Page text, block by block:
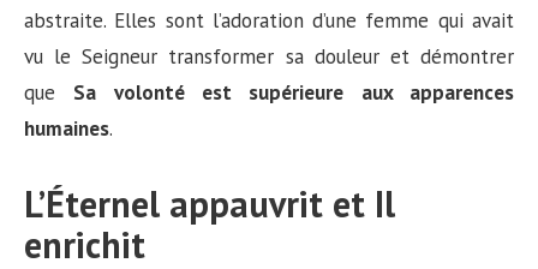
abstraite. Elles sont l’adoration d’une femme qui avait
vu le Seigneur transformer sa douleur et démontrer
que Sa volonté est supérieure aux apparences
humaines.
L’Éternel appauvrit et Il
enrichit